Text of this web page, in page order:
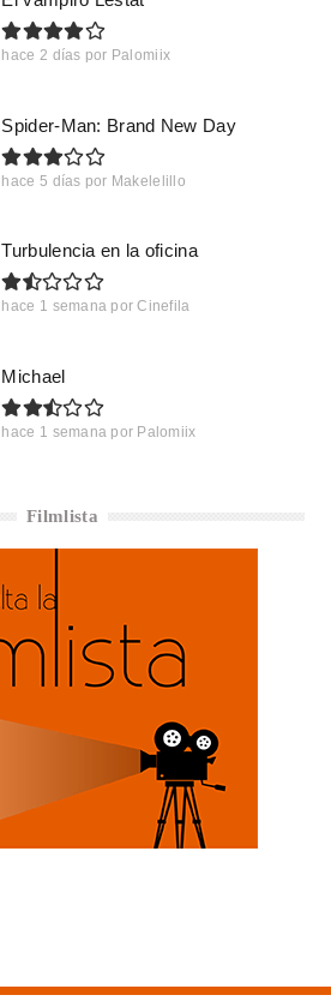
hace 2 días por Palomiix
Spider-Man: Brand New Day
hace 5 días por Makelelillo
Turbulencia en la oficina
hace 1 semana por Cinefila
Michael
hace 1 semana por Palomiix
Filmlista